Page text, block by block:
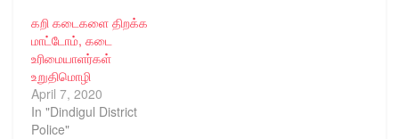
கறி கடைகளை திறக்க
மாட்டோம், கடை
உரிமையாளர்கள்
உறுதிமொழி
April 7, 2020
In "Dindigul District
Police"